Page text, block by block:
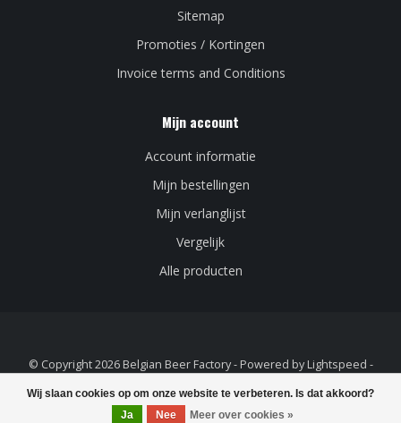
Wij slaan cookies op om onze website te verbeteren. Is dat akkoord?
Ja
Nee Meer over cookies »
Sitemap
Promoties / Kortingen
Invoice terms and Conditions
Mijn account
Account informatie
Mijn bestellingen
Mijn verlanglijst
Vergelijk
Alle producten
© Copyright 2026 Belgian Beer Factory - Powered by Lightspeed -
Lightspeed designbyDyvelopment